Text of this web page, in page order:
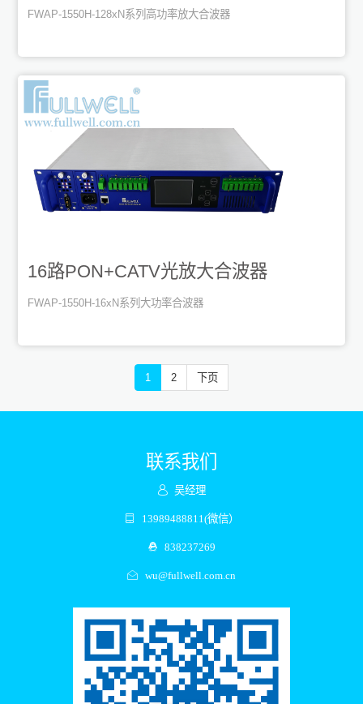
FWAP-1550H-128xN系列高功率放大合波器
16路PON+CATV光放大合波器
FWAP-1550H-16xN系列大功率合波器
1 2 下页
联系我们
吴经理
13989488811(微信）
838237269
wu@fullwell.com.cn